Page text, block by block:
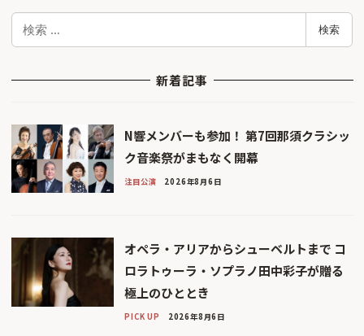
検索
新着記事
N響メンバーも参加！ 第7回那須クラシッ
ク音楽祭がまもなく開幕
注目公演 2026年8月6日
オペラ・アリアからシューベルトまで コ
ロラトゥーラ・ソプラノ田中彩子が贈る
極上のひととき
PICK UP 2026年8月6日